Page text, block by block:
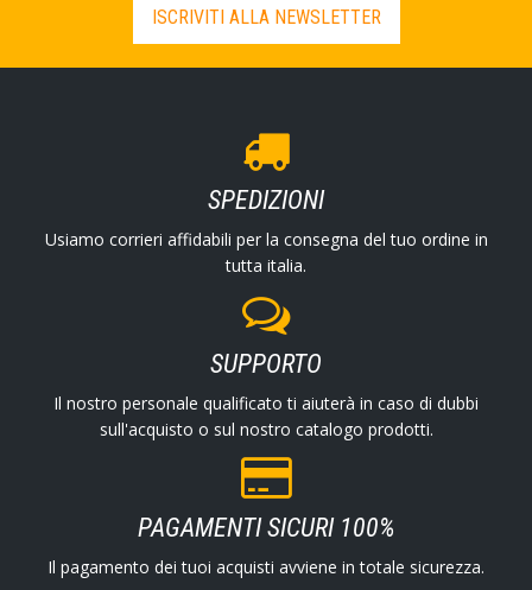
ISCRIVITI ALLA NEWSLETTER
SPEDIZIONI
Usiamo corrieri affidabili per la consegna del tuo ordine in
tutta italia.
SUPPORTO
Il nostro personale qualificato ti aiuterà in caso di dubbi
sull'acquisto o sul nostro catalogo prodotti.
PAGAMENTI SICURI 100%
Il pagamento dei tuoi acquisti avviene in totale sicurezza.